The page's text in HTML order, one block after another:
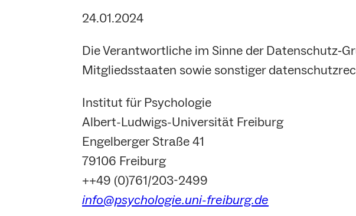
24.01.2024
Die Verantwortliche im Sinne der
Mitgliedsstaaten sowie sonstiger
Institut für Psychologie
Albert-Ludwigs-Universität Freiburg
Engelberger Straße 41
79106 Freiburg
++49 (0)761/203-2499
info@psychologie.uni-freiburg.de